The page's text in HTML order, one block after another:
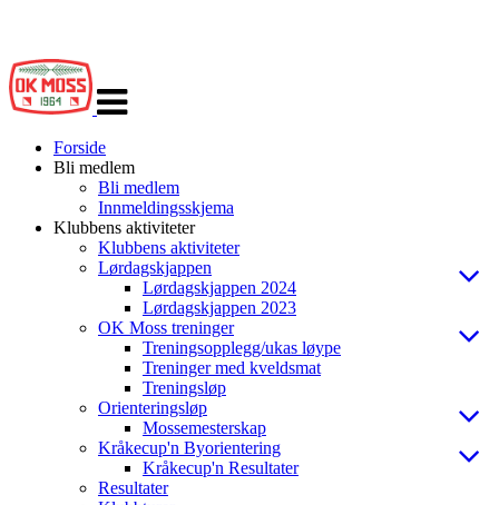
navigasjon
Forside
Bli medlem
Bli medlem
Innmeldingsskjema
Klubbens aktiviteter
Klubbens aktiviteter
Lørdagskjappen
Lørdagskjappen 2024
Lørdagskjappen 2023
OK Moss treninger
Treningsopplegg/ukas løype
Treninger med kveldsmat
Treningsløp
Orienteringsløp
Mossemesterskap
Kråkecup'n Byorientering
Kråkecup'n Resultater
Resultater